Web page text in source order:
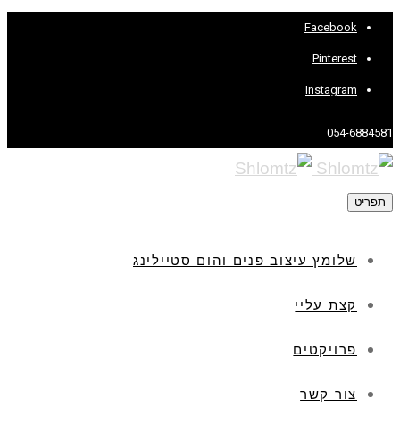
Facebook
Pinterest
Instagram
054-6884581
תפריט
שלומץ עיצוב פנים והום סטיילינג
קצת עליי
פרויקטים
צור קשר